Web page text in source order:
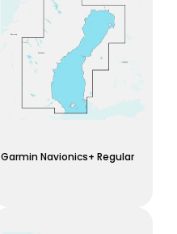
Garmin Navionics+ Regular